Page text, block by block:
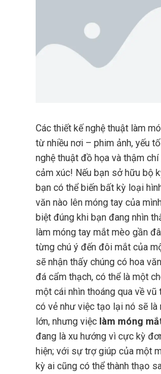
Các thiết kế nghệ thuật làm
từ nhiều nơi – phim ảnh, yếu
nghệ thuật đồ họa và thậm
cảm xúc! Nếu bạn sở hữu bộ
bạn có thể biến bất kỳ loại
văn nào lên móng tay của
biệt đúng khi bạn đang nhìn
làm móng tay mắt mèo gần
từng chú ý đến đôi mắt của
sẽ nhận thấy chúng có hoa
đá cẩm thạch, có thể là một
một cái nhìn thoáng qua về vũ
có vẻ như việc tạo lại nó sẽ là
lớn, nhưng việc làm móng
đang là xu hướng vì cực kỳ
hiện; với sự trợ giúp của một
kỳ ai cũng có thể thành thạo